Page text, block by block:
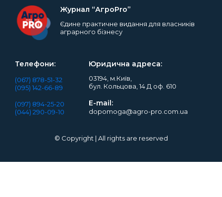
Журнал “АгроPro”
Єдине практичне видання для власників
аграрного бізнесу
Юридична адреса:
03194, м.Київ,
бул. Кольцова, 14 Д оф. 610
Телефони:
(067) 878-51-32
(095) 142-66-89
(097) 894-25-20
(044) 290-09-10
E-mail:
dopomoga@agro-pro.com.ua
© Copyright | All rights are reserved